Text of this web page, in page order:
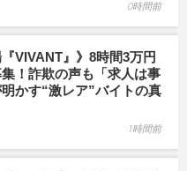
0時間前
『VIVANT』》8時間3万円
！詐欺の声も「求人は事
かす“激レア”バイトの真
1時間前